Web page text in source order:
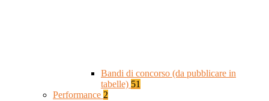
Bandi di concorso (da pubblicare in
tabelle) 51
Performance 2